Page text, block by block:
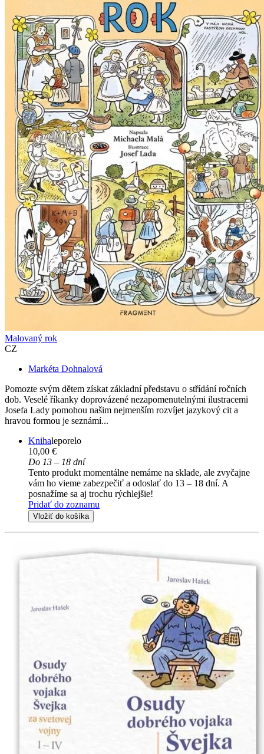
Malovaný rok
CZ
Markéta Dohnalová
Pomozte svým dětem získat základní představu o střídání ročních
dob. Veselé říkanky doprovázené nezapomenutelnými ilustracemi
Josefa Lady pomohou našim nejmenším rozvíjet jazykový cit a
hravou formou je seznámí...
Knihaleporelo
10,00 €
Do 13 – 18 dní
Tento produkt momentálne nemáme na sklade, ale zvyčajne
vám ho vieme zabezpečiť a odoslať do 13 – 18 dní. A
posnažíme sa aj trochu rýchlejšie!
Pridať do zoznamu
Vložiť do košíka